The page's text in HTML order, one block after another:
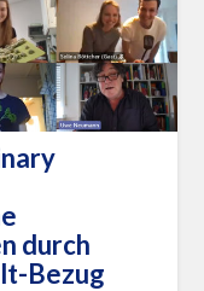
durch
Bezug